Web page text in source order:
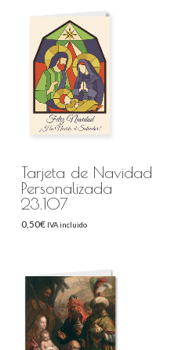
Tarjeta de Navidad
Personalizada
23.107
0,50€ IVA incluido